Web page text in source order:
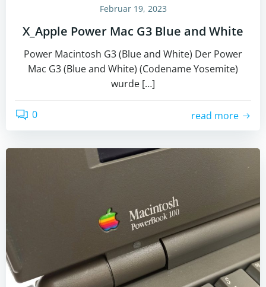
Februar 19, 2023
X_Apple Power Mac G3 Blue and White
Power Macintosh G3 (Blue and White) Der Power
Mac G3 (Blue and White) (Codename Yosemite)
wurde […]
0 read more